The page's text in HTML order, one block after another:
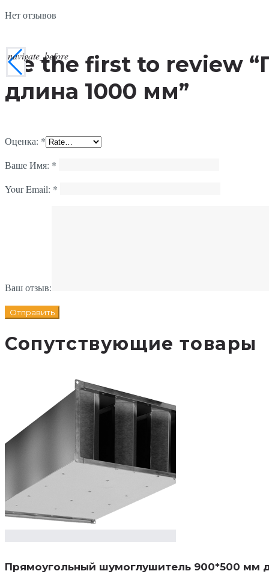
Нет отзывов
Be the first to review
длина 1000 мм”
Оценка: *
Ваше Имя: *
Your Email: *
Ваш отзыв:
Сопутствующие товары
Прямоугольный шумоглушитель 900*500 мм
navigate_before